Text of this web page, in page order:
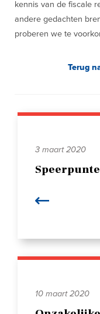
kennis van de fiscale
andere gedachten
proberen we te
Terug
3 maart 2020
10 maart 2020